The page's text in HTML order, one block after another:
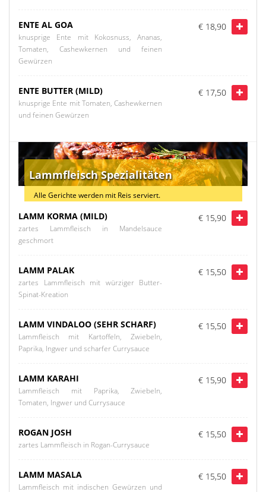
ENTE AL GOA
knusprige Ente mit Kokosnuss, Ananas,
Tomaten, Cashewkernen und feinen
Gewürzen
€ 18,90
ENTE BUTTER (MILD)
knusprige Ente mit Tomaten, Cashewkernen
und feinen Gewürzen
€ 17,50
Lammfleisch Spezialitäten
Alle Gerichte werden mit Reis serviert.
LAMM KORMA (MILD)
zartes Lammfleisch in Mandelsauce
geschmort
€ 15,90
LAMM PALAK
zartes Lammfleisch mit würziger Butter-
Spinat-Kreation
€ 15,50
LAMM VINDALOO (SEHR SCHARF)
Lammfleisch mit Kartoffeln, Zwiebeln,
Paprika, Ingwer und scharfer Currysauce
€ 15,50
LAMM KARAHI
Lammfleisch mit Paprika, Zwiebeln,
Tomaten, Ingwer und Currysauce
€ 15,90
ROGAN JOSH
zartes Lammfleisch in Rogan-Currysauce
€ 15,50
LAMM MASALA
Lammfleisch mit indischen Gewürzen und
€ 15,50